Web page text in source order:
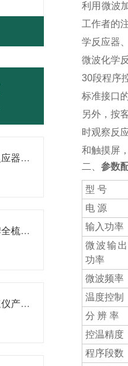
恒美智造超声微波化学反应器选型指南：微波萃取仪采购完整参考攻略
微波水热合成仪国产品牌全梳理，恒美智造超声微波化学反应器综合对比评测
恒美智造手持式电波流速仪产品知识图谱报告书
利用微波
工作者的
学反应器
微波化学
30段程序
标准接口
另外，按
时观察反
和触摸屏
二、参数
型 号
电 源
输入功率
微波输出
功率
微波频率
温度控制
分 辨 率
控温精度
程序段数